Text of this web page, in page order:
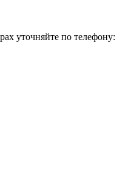
уточняйте по телефону: